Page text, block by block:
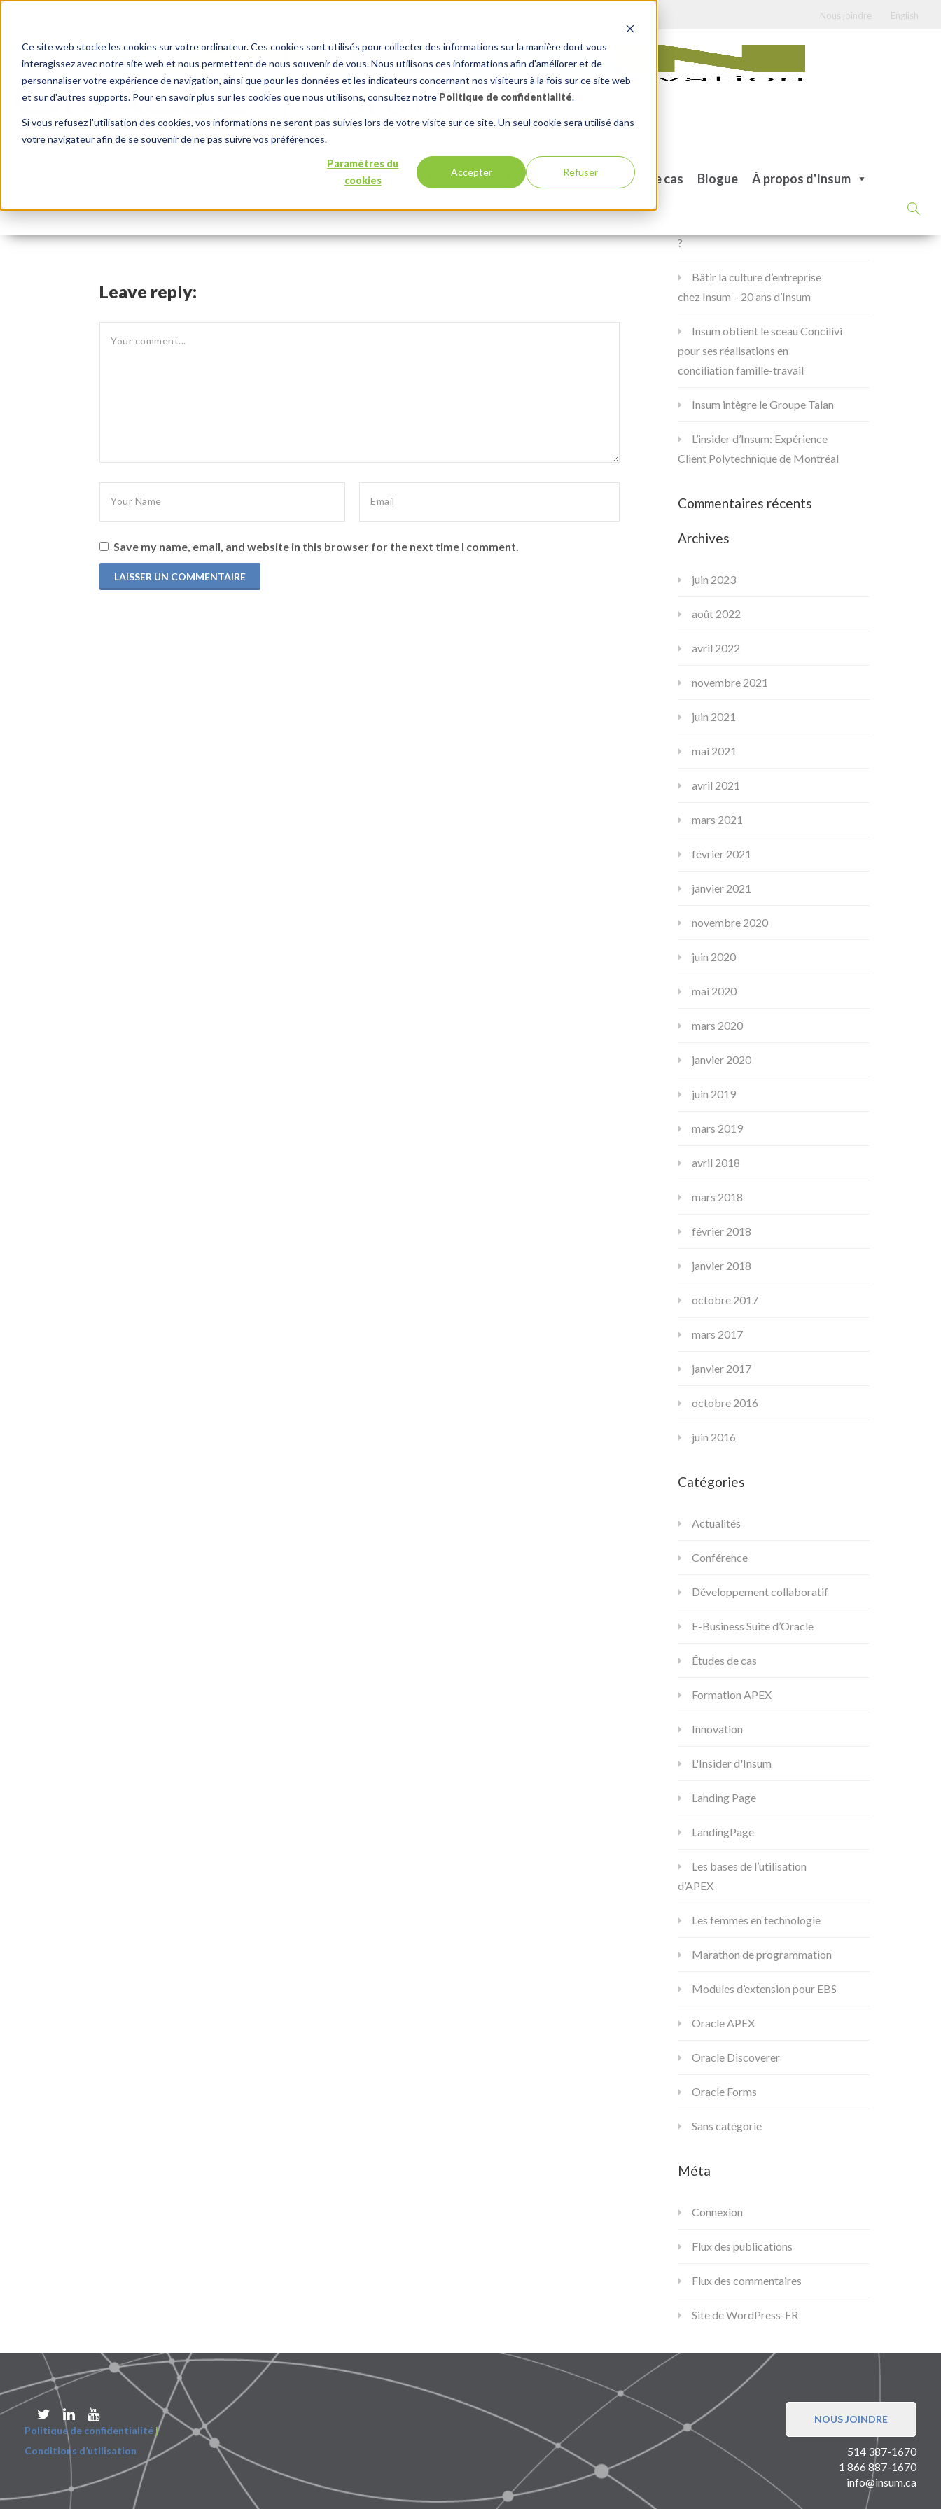
Ce site web stocke les cookies sur votre ordinateur. Ces cookies sont utilisés pour collecter des informations sur la manière dont vous
interagissez avec notre site web et nous permettent de nous souvenir de vous. Nous utilisons ces informations afin d'améliorer et de
personnaliser votre expérience de navigation, ainsi que pour les données et les indicateurs concernant nos visiteurs à la fois sur ce site web
et sur d'autres supports. Pour en savoir plus sur les cookies que nous utilisons, consultez notre Politique de confidentialité.
Si vous refusez l'utilisation des cookies, vos informations ne seront pas suivies lors de votre visite sur ce site. Un seul cookie sera utilisé dans
votre navigateur afin de se souvenir de ne pas suivre vos préférences.
Paramètres du
cookies
Accepter Refuser
Nous joindre English
Services Ressources Études de cas Blogue À propos d'Insum
Les avantages d’investir dans une phase evaluation
Comments:0
Leave reply:
Save my name, email, and website in this browser for the next time I comment.
?
Bâtir la culture d’entreprise
chez Insum – 20 ans d’Insum
Insum obtient le sceau Concilivi
pour ses réalisations en
conciliation famille-travail
Insum intègre le Groupe Talan
L’insider d’Insum: Expérience
Client Polytechnique de Montréal
Commentaires récents
Archives
juin 2023
août 2022
avril 2022
novembre 2021
juin 2021
mai 2021
avril 2021
mars 2021
février 2021
janvier 2021
novembre 2020
juin 2020
mai 2020
mars 2020
janvier 2020
juin 2019
mars 2019
avril 2018
mars 2018
février 2018
janvier 2018
octobre 2017
mars 2017
janvier 2017
octobre 2016
juin 2016
Catégories
Actualités
Conférence
Développement collaboratif
E-Business Suite d’Oracle
Études de cas
Formation APEX
Innovation
L'Insider d'Insum
Landing Page
LandingPage
Les bases de l’utilisation
d’APEX
Les femmes en technologie
Marathon de programmation
Modules d’extension pour EBS
Oracle APEX
Oracle Discoverer
Oracle Forms
Sans catégorie
Méta
Connexion
Flux des publications
Flux des commentaires
Site de WordPress-FR
Politique de confidentialité |
Conditions d’utilisation
NOUS JOINDRE
514 387-1670
1 866 887-1670
info@insum.ca